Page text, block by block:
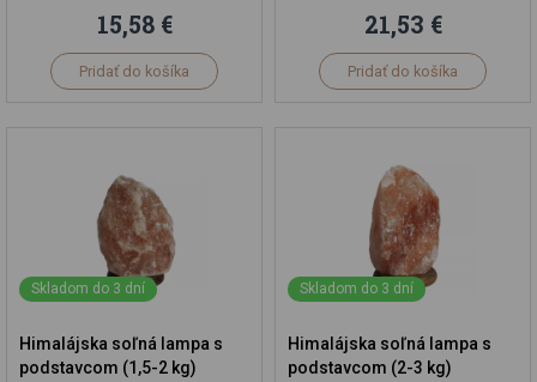
15,58 €
Pridať do košíka
21,53 €
Pridať do košíka
Skladom do 3 dní
Himalájska soľná lampa s
podstavcom (1,5-2 kg)
Skladom do 3 dní
Himalájska soľná lampa s
podstavcom (2-3 kg)